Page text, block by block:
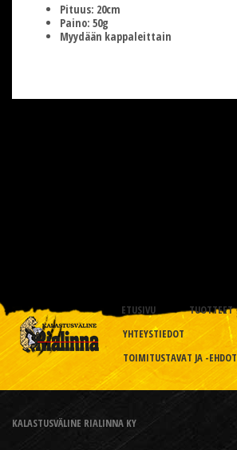
Pituus: 20cm
Paino: 50g
Myydään kappaleittain
ETUSIVU TUOTTEET
YHTEYSTIEDOT
TOIMITUSTAVAT JA -EHDOT
KALASTUSVÄLINE RIALINNA KY